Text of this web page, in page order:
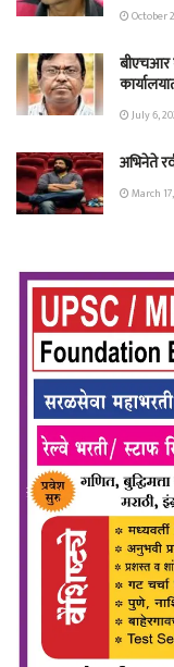
October
बीएचआर
July 6,
अभिनेते
March